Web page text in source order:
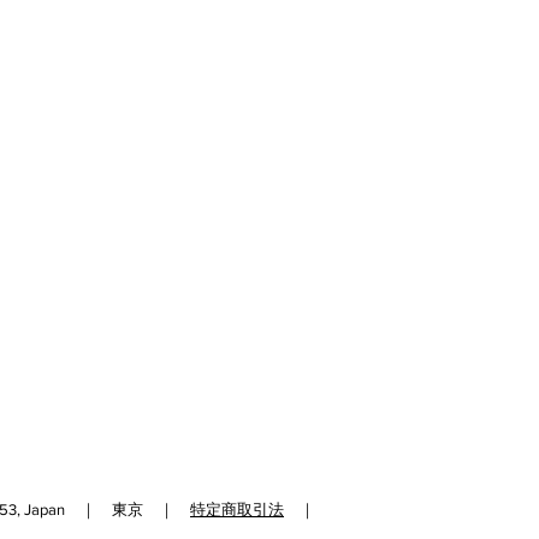
0153, Japan ｜ 東京 ｜ 特定商取引法 ｜